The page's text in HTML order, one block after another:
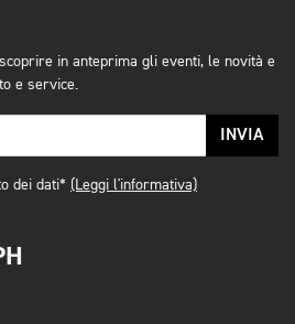
in anteprima gli eventi, le novità e
e service.
INVIA
dei dati* (Leggi l'informativa)